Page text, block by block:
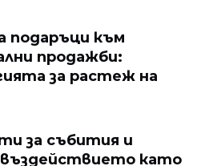
подаръци към
продажби:
за растеж на
за събития и
въздействието като